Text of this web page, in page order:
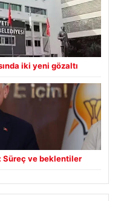
iki yeni gözaltı
Süreç ve beklentiler